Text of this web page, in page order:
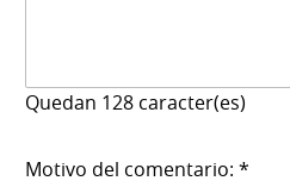
Quedan 128 caracter(es)
Motivo del comentario: *